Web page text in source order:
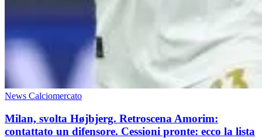
News Calciomercato
Milan, svolta Højbjerg. Retroscena Amorim:
contattato un difensore. Cessioni pronte: ecco la lista